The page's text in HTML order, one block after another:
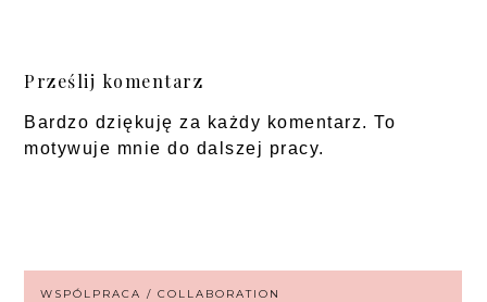
Prześlij komentarz
Bardzo dziękuję za każdy komentarz. To
motywuje mnie do dalszej pracy.
WSPÓLPRACA / COLLABORATION